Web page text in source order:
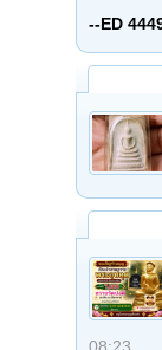
--ED